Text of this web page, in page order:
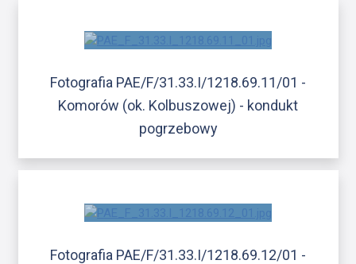
Fotografia PAE/F/31.33.I/1218.69.11/01 -
Komorów (ok. Kolbuszowej) - kondukt
pogrzebowy
Fotografia PAE/F/31.33.I/1218.69.12/01 -